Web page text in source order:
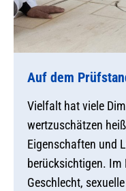
Auf dem
Vielfalt hat viele
wertzuschätzen
Eigenschaften und
berücksichtigen. Im
Geschlecht,